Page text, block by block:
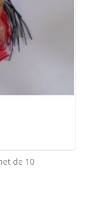
de 10